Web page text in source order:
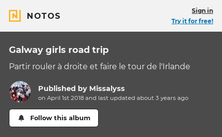
NOTOS
Sign in
Try it for free!
Galway girls road trip
Partir rouler à droite et faire le tour de l'Irlande
Published by Missalyss
on April 1st 2018 and last updatedabout 3 years ago
Follow this album